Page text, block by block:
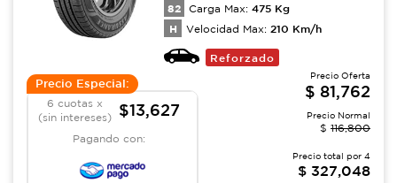
82 Carga Max: 475 Kg
H Velocidad Max: 210 Km/h
Reforzado
Precio Especial:
6 cuotas x
(sin intereses)
$13,627
Pagando con:
Precio Oferta
$ 81,762
Precio Normal
$ 116,800
Precio total por 4
$ 327,048